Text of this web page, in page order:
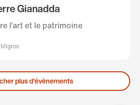
Gianadda
l’art et le patrimoine
plus d'évènements